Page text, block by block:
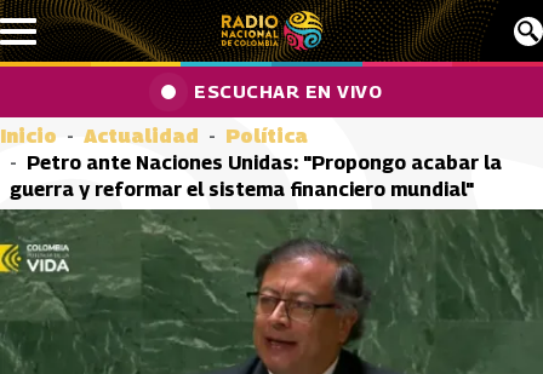
Pasar al contenido principal
ESCUCHAR EN VIVO
Inicio Actualidad
Política
Petro ante Naciones Unidas: "Propongo acabar la
guerra y reformar el sistema financiero mundial"